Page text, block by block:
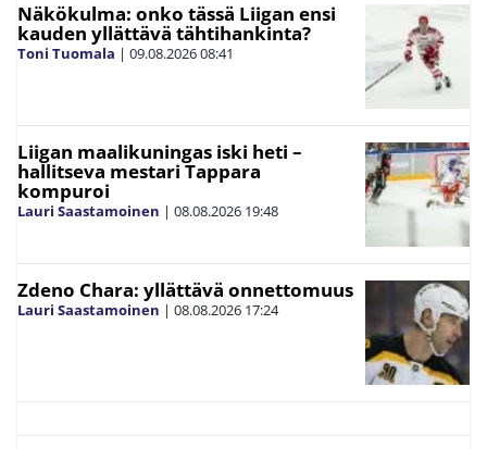
Näkökulma: onko tässä Liigan ensi
kauden yllättävä tähtihankinta?
Toni Tuomala | 09.08.202608:41
Liigan maalikuningas iski heti –
hallitseva mestari Tappara
kompuroi
Lauri Saastamoinen | 08.08.2026 19:48
Zdeno Chara: yllättävä onnettomuus
Lauri Saastamoinen | 08.08.2026 17:24